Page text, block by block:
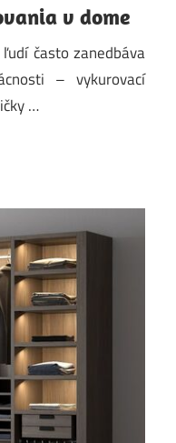
v dome
často zanedbáva
– vykurovací
…